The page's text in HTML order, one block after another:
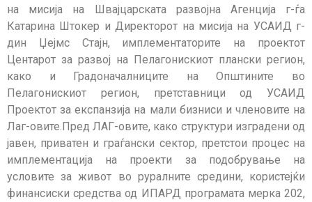
на мисија на Швајцарската развојна Агенција г-ѓа
Катарина Штокер и Директорот на мисија на УСАИД г-
дин Џејмс Стајн, имплементаторите на проектот
Центарот за развој на Пелагонискиот плански регион,
како и Градоначалниците на Општините во
Пелагонискиот регион, претставници од УСАИД
Проектот за експанзија на мали бизниси и членовите на
Лаг-овите.Пред ЛАГ-овите, како структури изградени од
јавен, приватен и граѓански сектор, претстои процес на
имплементација на проекти за подобрување на
условите за живот во руралните средини, користејќи
финансиски средства од ИПАРД програмата мерка 202,